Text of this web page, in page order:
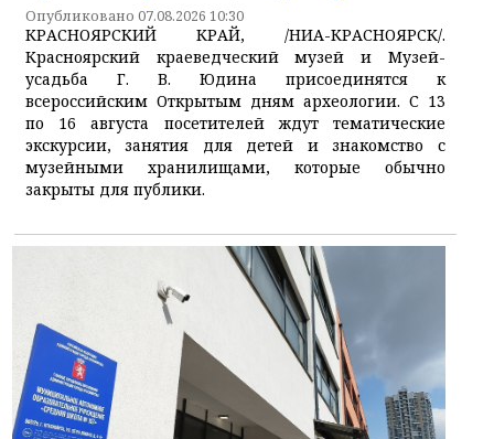
Опубликовано 07.08.2026 10:30
КРАСНОЯРСКИЙ КРАЙ, /НИА-КРАСНОЯРСК/.
Красноярский краеведческий музей и Музей-
усадьба Г. В. Юдина присоединятся к
всероссийским Открытым дням археологии. С 13
по 16 августа посетителей ждут тематические
экскурсии, занятия для детей и знакомство с
музейными хранилищами, которые обычно
закрыты для публики.